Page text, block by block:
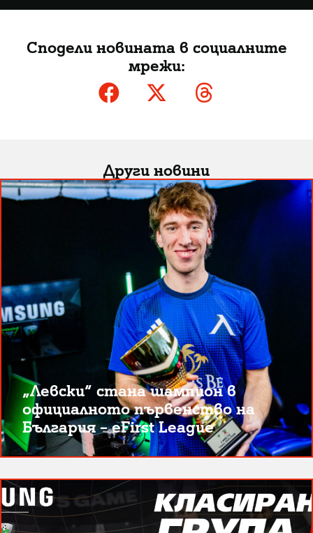
Сподели новината в социалните
мрежи:
Други новини
„Левски“ стана шампион в
официалното първенство на
България – eFirst League